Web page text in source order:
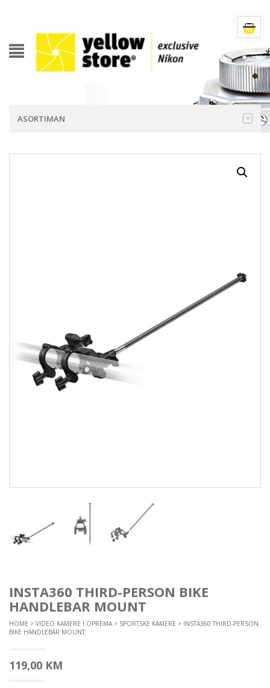
ASORTIMAN
INSTA360 THIRD-PERSON BIKE
HANDLEBAR MOUNT
HOME > VIDEO KAMERE I OPREMA > SPORTSKE KAMERE > INSTA360 THIRD-PERSON
BIKE HANDLEBAR MOUNT
119,00 KM